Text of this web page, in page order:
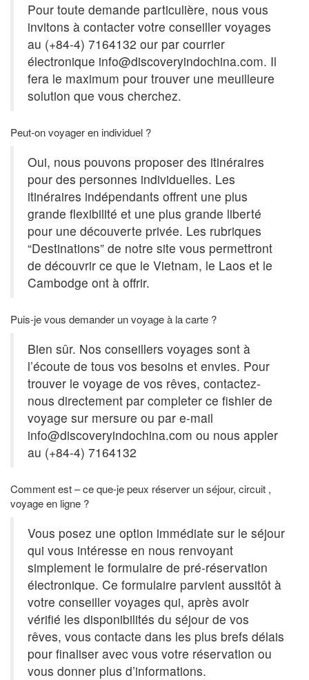
Pour toute demande particulière, nous vous
invitons à contacter votre conseiller voyages
au (+84-4) 7164132 our par courrier
électronique info@discoveryindochina.com. Il
fera le maximum pour trouver une meuilleure
solution que vous cherchez.
Peut-on voyager en individuel ?
Oui, nous pouvons proposer des itinéraires
pour des personnes individuelles. Les
itinéraires indépendants offrent une plus
grande flexibilité et une plus grande liberté
pour une découverte privée. Les rubriques
“Destinations” de notre site vous permettront
de découvrir ce que le Vietnam, le Laos et le
Cambodge ont à offrir.
Puis-je vous demander un voyage à la carte ?
Bien sûr. Nos conseillers voyages sont à
l’écoute de tous vos besoins et envies. Pour
trouver le voyage de vos rêves, contactez-
nous directement par completer ce fishier de
voyage sur mersure ou par e-mail
info@discoveryindochina.com ou nous appler
au (+84-4) 7164132
Comment est – ce que-je peux réserver un séjour, circuit ,
voyage en ligne ?
Vous posez une option immédiate sur le séjour
qui vous intéresse en nous renvoyant
simplement le formulaire de pré-réservation
électronique. Ce formulaire parvient aussitôt à
votre conseiller voyages qui, après avoir
vérifié les disponibilités du séjour de vos
rêves, vous contacte dans les plus brefs délais
pour finaliser avec vous votre réservation ou
vous donner plus d’informations.